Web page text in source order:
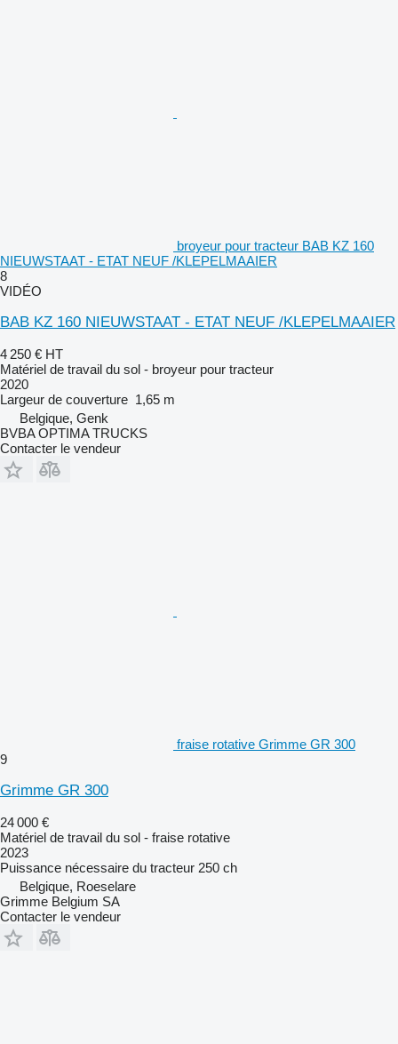
broyeur pour tracteur BAB KZ 160
NIEUWSTAAT - ETAT NEUF /KLEPELMAAIER
8
VIDÉO
BAB KZ 160 NIEUWSTAAT - ETAT NEUF /KLEPELMAAIER
4 250 € HT
Matériel de travail du sol - broyeur pour tracteur
2020
Largeur de couverture 1,65 m
Belgique, Genk
BVBA OPTIMA TRUCKS
Contacter le vendeur
fraise rotative Grimme GR 300
9
Grimme GR 300
24 000 €
Matériel de travail du sol - fraise rotative
2023
Puissance nécessaire du tracteur 250 ch
Belgique, Roeselare
Grimme Belgium SA
Contacter le vendeur